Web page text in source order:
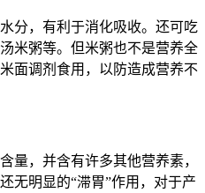
分，有利于消化吸收。还可吃
米粥等。但米粥也不是营养全
面调剂食用，以防造成营养不
量，并含有许多其他营养素，
无明显的“滞胃”作用，对于产